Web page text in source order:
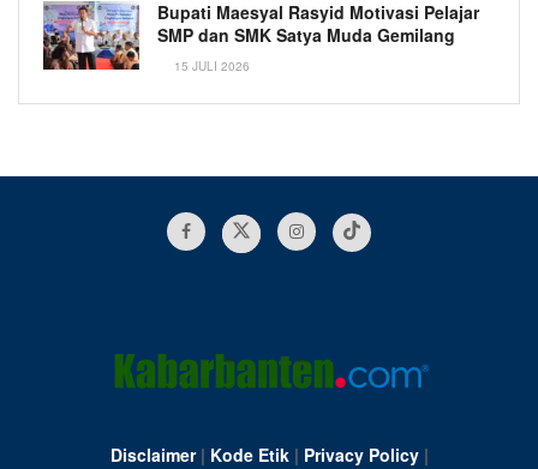
Bupati Maesyal Rasyid Motivasi Pelajar
SMP dan SMK Satya Muda Gemilang
15 JULI 2026
Disclaimer| Kode Etik| Privacy Policy|